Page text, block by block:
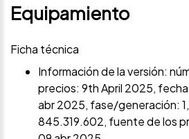
Equipamiento
Ficha técnica
Información de la versión:
precios: 9th April 2025, fecha
abr 2025, fase/generación: 1,
845.319.602, fuente de los